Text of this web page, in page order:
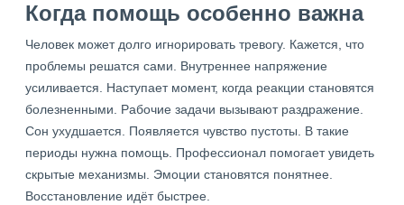
Когда помощь особенно важна
Человек может долго игнорировать тревогу. Кажется, что
проблемы решатся сами. Внутреннее напряжение
усиливается. Наступает момент, когда реакции становятся
болезненными. Рабочие задачи вызывают раздражение.
Сон ухудшается. Появляется чувство пустоты. В такие
периоды нужна помощь. Профессионал помогает увидеть
скрытые механизмы. Эмоции становятся понятнее.
Восстановление идёт быстрее.